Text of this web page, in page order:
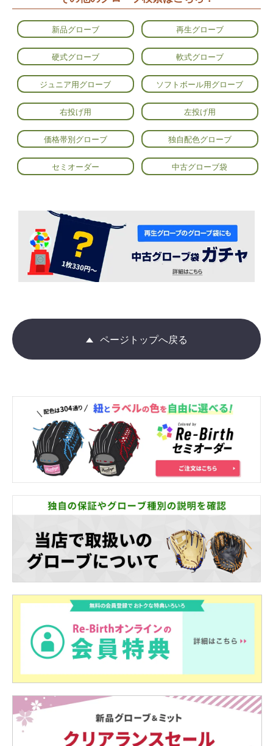
新品グローブ 再生グローブ
硬式グローブ 軟式グローブ
ジュニア用グローブ ソフトボール用グローブ
右投げ用 左投げ用
価格帯別グローブ 独自配色グローブ
セミオーダー 中古グローブ袋
ページトップへ戻る